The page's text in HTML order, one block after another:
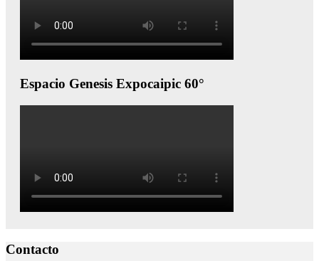
Espacio Genesis Expocaipic 60°
Contacto